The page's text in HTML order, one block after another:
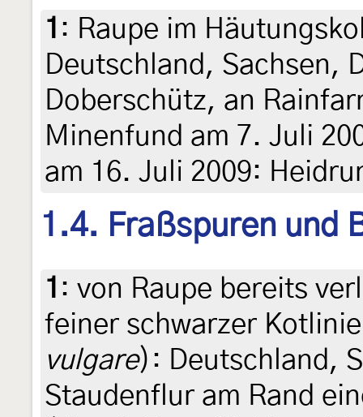
1 : Raupe im
Deutschland, Sachsen,
Doberschütz, an
Minenfund am 7. Juli
am 16. Juli 2009:
1.4. Fraßspuren und
1 : von Raupe bereits
feiner schwarzer
vulgare): Deutschland,
Staudenflur am Rand